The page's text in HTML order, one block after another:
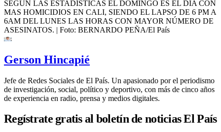
SEGÚN LAS ESTADÍSTICAS EL DOMINGO ES EL DÍA CON
MAS HOMICIDIOS EN CALI, SIENDO EL LAPSO DE 6 PM A
6AM DEL LUNES LAS HORAS CON MAYOR NÚMERO DE
ASESINATOS. | Foto: BERNARDO PEÑA/El País
Gerson Hincapié
Jefe de Redes Sociales de El País. Un apasionado por el periodismo
de investigación, social, político y deportivo, con más de cinco años
de experiencia en radio, prensa y medios digitales.
Regístrate gratis al boletín de noticias El País